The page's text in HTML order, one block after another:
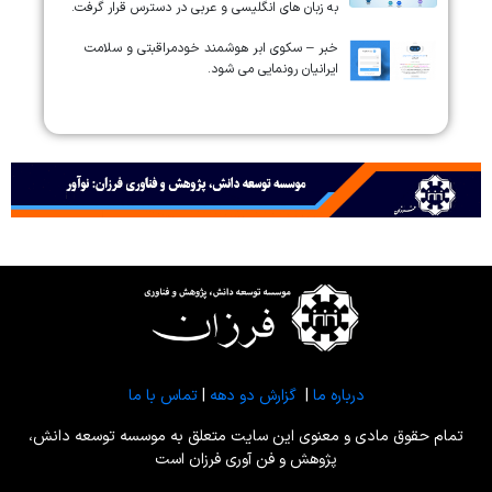
به زبان های انگلیسی و عربی در دسترس قرار گرفت.
خبر – سکوی ابر هوشمند خودمراقبتی و سلامت
ایرانیان رونمایی می شود.
درباره ما |گزارش دو دهه |تماس با ما
تمام حقوق مادی و معنوی این سایت متعلق به موسسه توسعه دانش،
پژوهش و فن آوری فرزان است